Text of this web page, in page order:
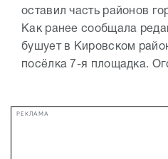
оставил часть районов
Как ранее сообщала
бушует в Кировском
посёлка 7-я площадка.
РЕКЛАМА